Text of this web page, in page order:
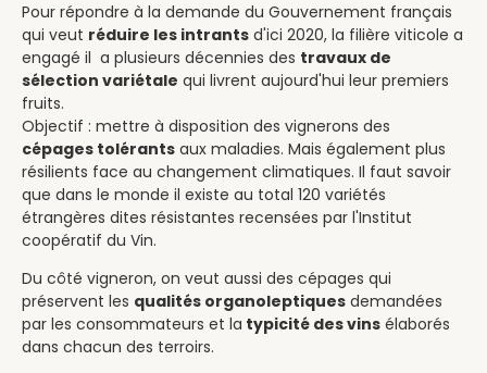
Pour répondre à la demande du Gouvernement français
qui veut réduire les intrants d'ici 2020, la filière viticole a
engagé il a plusieurs décennies des travaux de
sélection variétale qui livrent aujourd'hui leur premiers
fruits.
Objectif : mettre à disposition des vignerons des
cépages tolérants aux maladies. Mais également plus
résilients face au changement climatiques. Il faut savoir
que dans le monde il existe au total 120 variétés
étrangères dites résistantes recensées par l'Institut
coopératif du Vin.
Du côté vigneron, on veut aussi des cépages qui
préservent les qualités organoleptiques demandées
par les consommateurs et la typicité des vins élaborés
dans chacun des terroirs.